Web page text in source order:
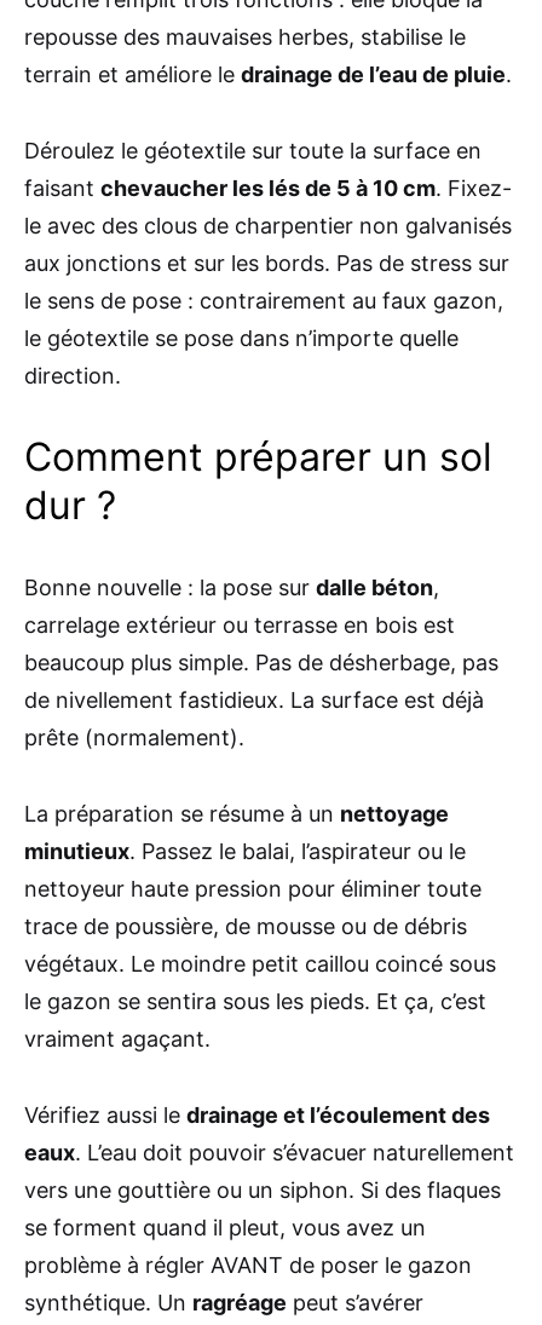
repousse des mauvaises herbes, stabilise le
terrain et améliore le drainage de l’eau de pluie.
Déroulez le géotextile sur toute la surface en
faisant chevaucher les lés de 5 à 10 cm. Fixez-
le avec des clous de charpentier non galvanisés
aux jonctions et sur les bords. Pas de stress sur
le sens de pose : contrairement au faux gazon,
le géotextile se pose dans n’importe quelle
direction.
Comment préparer un sol
dur ?
Bonne nouvelle : la pose sur dalle béton,
carrelage extérieur ou terrasse en bois est
beaucoup plus simple. Pas de désherbage, pas
de nivellement fastidieux. La surface est déjà
prête (normalement).
La préparation se résume à un nettoyage
minutieux. Passez le balai, l’aspirateur ou le
nettoyeur haute pression pour éliminer toute
trace de poussière, de mousse ou de débris
végétaux. Le moindre petit caillou coincé sous
le gazon se sentira sous les pieds. Et ça, c’est
vraiment agaçant.
Vérifiez aussi le drainage et l’écoulement des
eaux. L’eau doit pouvoir s’évacuer naturellement
vers une gouttière ou un siphon. Si des flaques
se forment quand il pleut, vous avez un
problème à régler AVANT de poser le gazon
synthétique. Un ragréage peut s’avérer